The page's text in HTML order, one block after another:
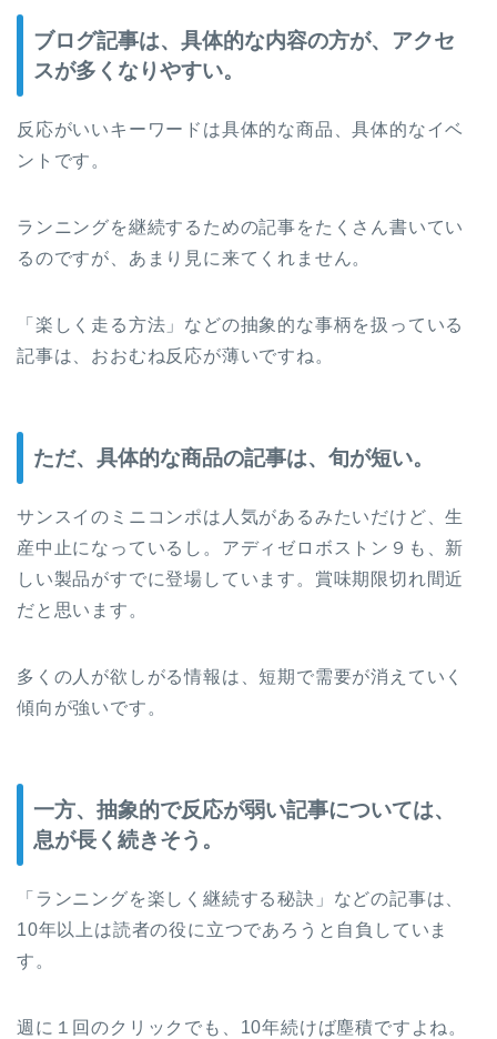
ブログ記事は、具体的な内容の方が、アクセ
スが多くなりやすい。
反応がいいキーワードは具体的な商品、具体的なイベ
ントです。
ランニングを継続するための記事をたくさん書いてい
るのですが、あまり見に来てくれません。
「楽しく走る方法」などの抽象的な事柄を扱っている
記事は、おおむね反応が薄いですね。
ただ、具体的な商品の記事は、旬が短い。
サンスイのミニコンポは人気があるみたいだけど、生
産中止になっているし。アディゼロボストン９も、新
しい製品がすでに登場しています。賞味期限切れ間近
だと思います。
多くの人が欲しがる情報は、短期で需要が消えていく
傾向が強いです。
一方、抽象的で反応が弱い記事については、
息が長く続きそう。
「ランニングを楽しく継続する秘訣」などの記事は、
10年以上は読者の役に立つであろうと自負していま
す。
週に１回のクリックでも、10年続けば塵積ですよね。